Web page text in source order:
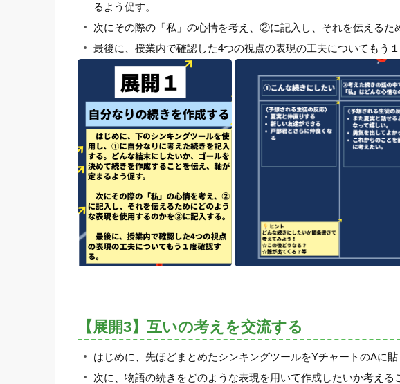
るよう促す。
次にその際の「私」の心情を考え、②に記入し、それを伝える
最後に、授業内で確認した4つの視点の表現の工夫についてもう１
【展開3】互いの考えを交流する
はじめに、先ほどまとめたシンキングツールをYチャートのAに貼
次に、物語の続きをどのような表現を用いて作成したいか考え